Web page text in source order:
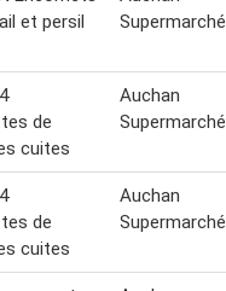
et persil
Supermarché
de
cuites
Auchan
Supermarché
de
cuites
Auchan
Supermarché